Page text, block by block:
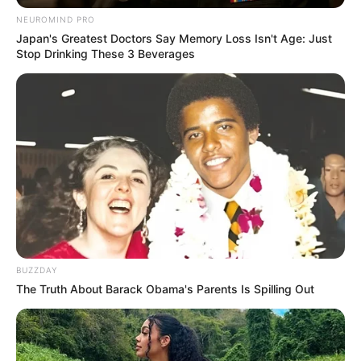
Serem! 9 Chat Ojek Online &
Pelanggan Ini Bikin Auto
NEUROMIND PRO
Japan's Greatest Doctors Say Memory Loss Isn't Age: Just
Stop Drinking These 3 Beverages
BUZZDAY
The Truth About Barack Obama's Parents Is Spilling Out